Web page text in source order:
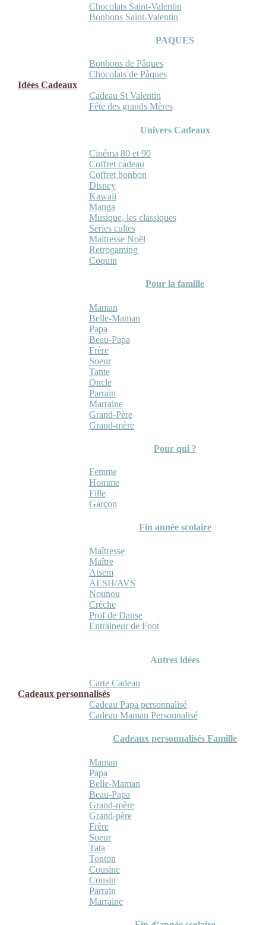
Chocolats Saint-Valentin
Bonbons Saint-Valentin
PAQUES
Bonbons de Pâques
Chocolats de Pâques
Idées Cadeaux
Cadeau St Valentin
Fête des grands Mères
Univers Cadeaux
Cinéma 80 et 90
Coffret cadeau
Coffret bonbon
Disney
Kawaii
Manga
Musique, les classiques
Series cultes
Maitresse Noël
Retrogaming
Coquin
Pour la famille
Maman
Belle-Maman
Papa
Beau-Papa
Frère
Soeur
Tante
Oncle
Parrain
Marraine
Grand-Père
Grand-mère
Pour qui ?
Femme
Homme
Fille
Garçon
Fin année scolaire
Maîtresse
Maître
Atsem
AESH/AVS
Nounou
Crèche
Prof de Danse
Entraineur de Foot
Autres idées
Carte Cadeau
Cadeaux personnalisés
Cadeau Papa personnalisé
Cadeau Maman Personnalisé
Cadeaux personnalisés Famille
Maman
Papa
Belle-Maman
Beau-Papa
Grand-mère
Grand-père
Frère
Soeur
Tata
Tonton
Cousine
Cousin
Parrain
Marraine